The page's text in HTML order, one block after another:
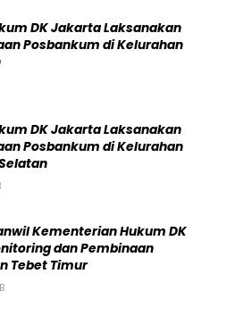
DK Jakarta Laksanakan
Posbankum di Kelurahan
DK Jakarta Laksanakan
Posbankum di Kelurahan
Kementerian Hukum DK
dan Pembinaan
Tebet Timur